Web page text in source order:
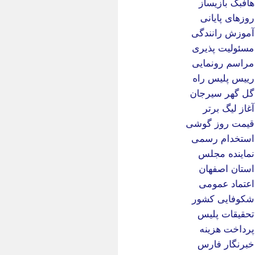
هافبک بازیساز
روزهای پایانی
آموزش رانندگی
مسئولیت پذیری
مراسم رونمایی
رییس پلیس راه
گل گهر سیرجان
آغاز لیگ برتر
قیمت روز گوشی
استخدام رسمی
نماینده مجلس
استان اصفهان
اعتماد عمومی
شکوفایی کشور
تحقیقات پلیس
پرداخت هزینه
خبرنگار فارس